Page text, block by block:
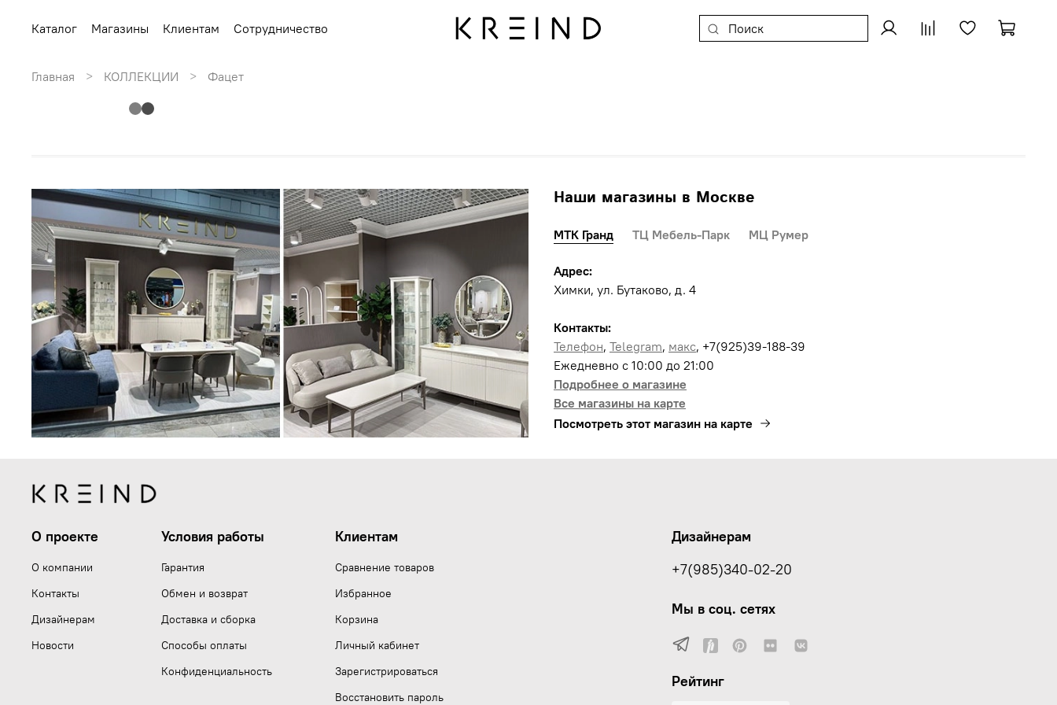
Каталог Магазины Клиентам Сотрудничество
Главная КОЛЛЕКЦИИ Фацет
Наши магазины в Москве
МТК Гранд ТЦ Мебель-Парк МЦ Румер
Адрес:
Химки, ул. Бутаково, д. 4
Контакты:
Телефон, Telegram, макс, +7(925)39-188-39
Ежедневно с 10:00 до 21:00
Подробнее о магазине
Все магазины на карте
Посмотреть этот магазин на карте
О проекте
О компании
Контакты
Дизайнерам
Новости
Условия работы
Гарантия
Обмен и возврат
Доставка и сборка
Способы оплаты
Конфиденциальность
Клиентам
Сравнение товаров
Избранное
Корзина
Личный кабинет
Зарегистрироваться
Восстановить пароль
Дизайнерам
+7(985)340-02-20
Мы в соц. сетях
Рейтинг